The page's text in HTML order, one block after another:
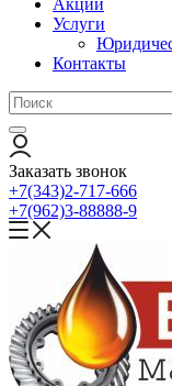
Акции
Услуги
Контакты
Заказать звонок
+7(343)2-717-666
+7(962)3-88888-9